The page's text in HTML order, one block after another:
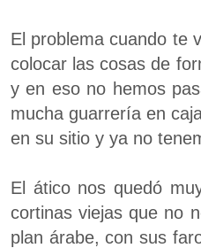
El problema cuando te
colocar las cosas de
y en eso no hemos
mucha guarrería en
en su sitio y ya no
El ático nos quedó
cortinas viejas que no
plan árabe, con sus